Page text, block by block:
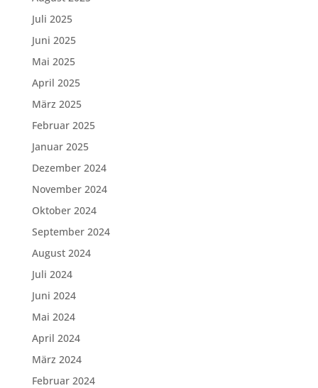
Juli 2025
Juni 2025
Mai 2025
April 2025
März 2025
Februar 2025
Januar 2025
Dezember 2024
November 2024
Oktober 2024
September 2024
August 2024
Juli 2024
Juni 2024
Mai 2024
April 2024
März 2024
Februar 2024